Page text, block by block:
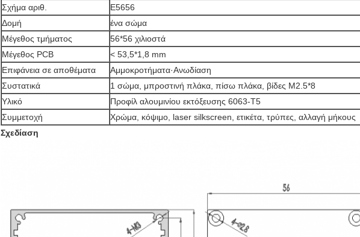
Σχήμα αριθ.
Ε5656
Δομή
ένα σώμα
Μέγεθος τμήματος
56*56 χιλιοστά
Μέγεθος PCB
< 53,5*1,8 mm
Επιφάνεια σε αποθέματα
Αμμοκροτήματα·Ανωδίαση
Συστατικά
1 σώμα, μπροστινή πλάκα, πίσω πλάκα, βίδες M2.5*8
Υλικό
Προφίλ αλουμινίου εκτόξευσης 6063-T5
Συμμετοχή
Χρώμα, κόψιμο, laser silkscreen, ετικέτα, τρύπες, αλλαγή μήκους
Σχεδίαση